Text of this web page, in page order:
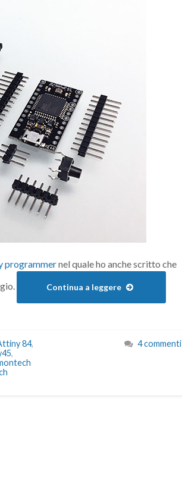
programmernel quale ho anche scritto che
Continua a leggere
84,
,
4 commenti